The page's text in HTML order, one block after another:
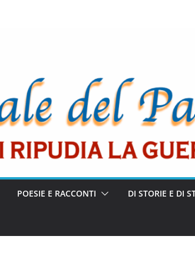
POESIE E RACCONTI DI STORIE E DI